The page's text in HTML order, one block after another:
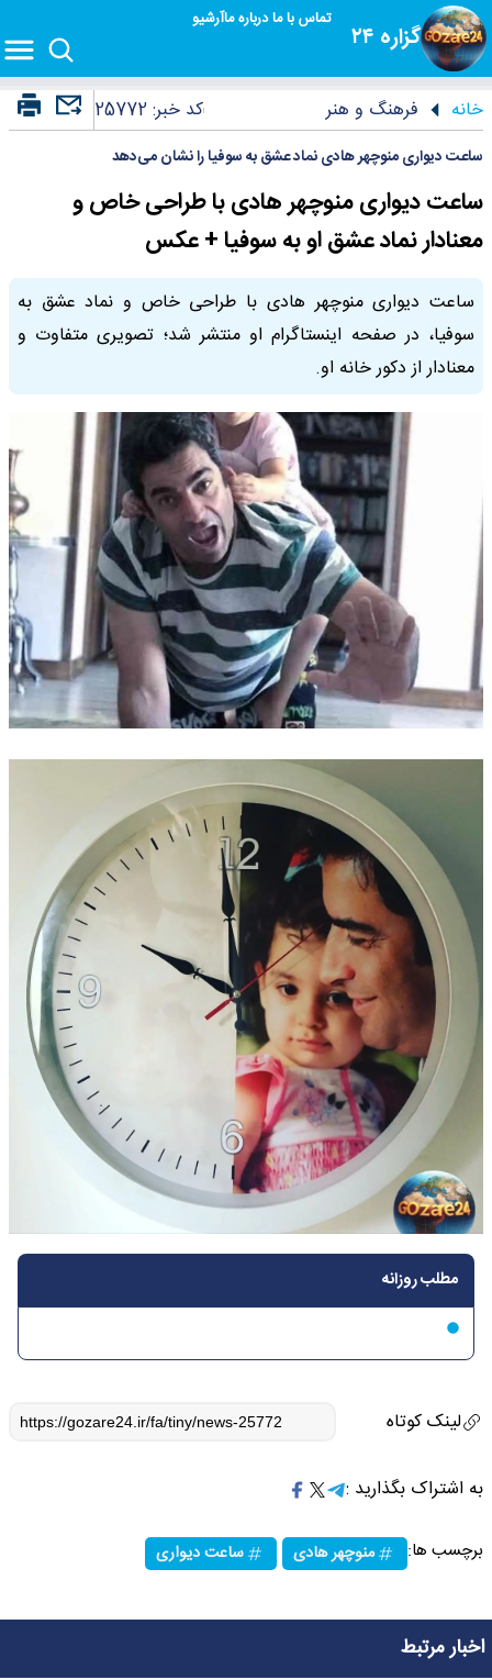
گزاره ۲۴
تماس با مادرباره ماآرشیو
خانه فرهنگ و هنر کد خبر:25772
ساعت دیواری منوچهر هادی نماد عشق به سوفیا را نشان می‌دهد
ساعت دیواری منوچهر هادی با طراحی خاص و
معنادار نماد عشق او به سوفیا + عکس
ساعت دیواری منوچهر هادی با طراحی خاص و نماد عشق به
سوفیا، در صفحه اینستاگرام او منتشر شد؛ تصویری متفاوت و
معنادار از دکور خانه او.
مطلب روزانه
لینک کوتاه
به اشتراک بگذارید :
برچسب ها: منوچهر هادی ساعت دیواری
اخبار مرتبط